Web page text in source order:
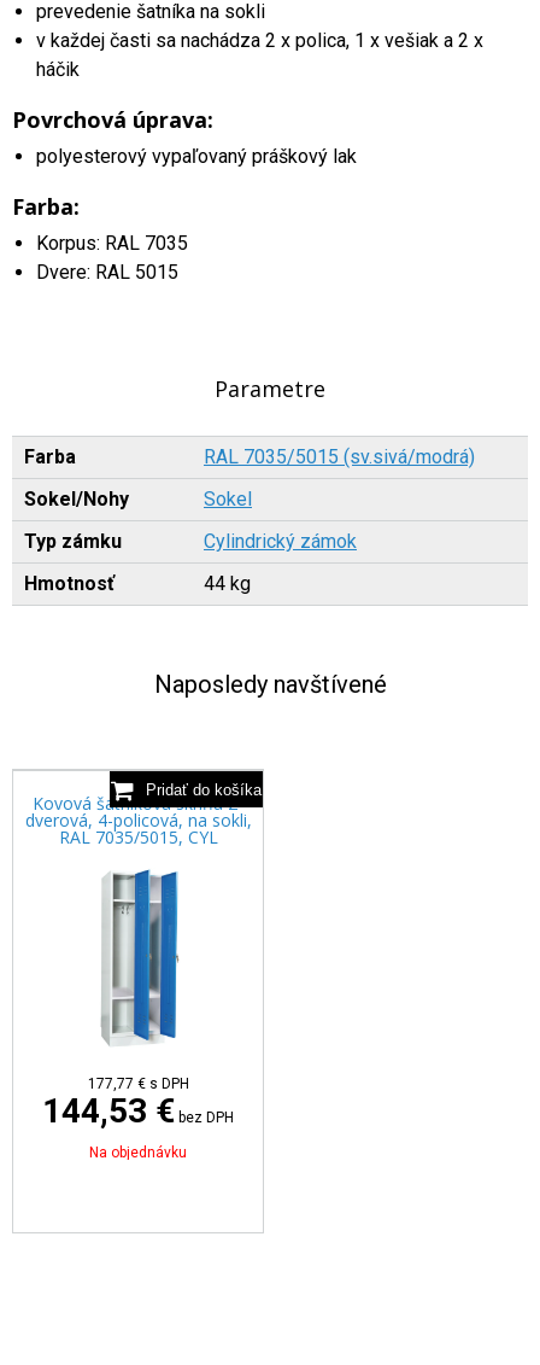
prevedenie šatníka na sokli
v každej časti sa nachádza 2 x polica, 1 x vešiak a 2 x
háčik
Povrchová úprava:
polyesterový vypaľovaný práškový lak
Farba:
Korpus: RAL 7035
Dvere: RAL 5015
Parametre
Farba
RAL 7035/5015 (sv.sivá/modrá)
Sokel/Nohy
Sokel
Typ zámku
Cylindrický zámok
Hmotnosť
44 kg
Naposledy navštívené
Kovová šatníková skriňa 2-
dverová, 4-policová, na sokli,
RAL 7035/5015, CYL
177,77 € s DPH
144,53 € bez DPH
Na objednávku